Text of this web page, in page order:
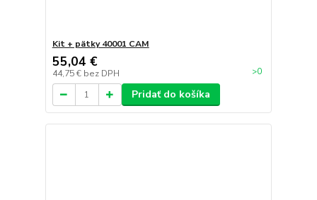
Kit + pätky 40001 CAM
55,04 €
44,75 € bez DPH >0
Pridať do košíka